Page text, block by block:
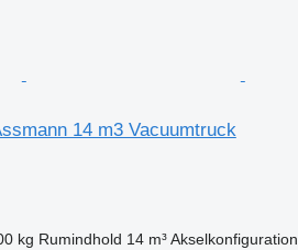
14 m3 Vacuumtruck
kg Rumindhold 14 m³ Akselkonfiguration